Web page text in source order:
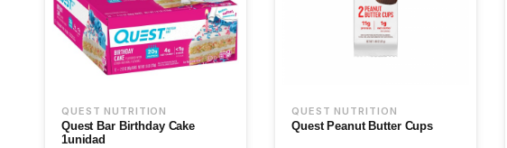
QUEST NUTRITION
Quest Bar Birthday Cake
1unidad
QUEST NUTRITION
Quest Peanut Butter Cups